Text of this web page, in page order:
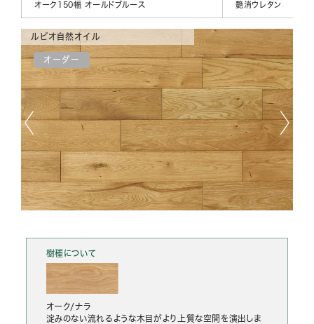
オーク150幅 オールドブルース 艶消ウレタン
ルビオ自然オイル
オーダー
樹種について
オーク/ナラ
淀みのない流れるような木目がより上質な空間を演出しま